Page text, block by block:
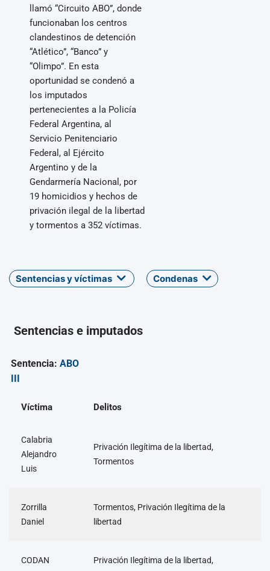
llamó “Circuito ABO”, donde
funcionaban los centros
clandestinos de detención
“Atlético”, “Banco” y
“Olimpo”. En esta
oportunidad se condenó a
los imputados
pertenecientes a la Policía
Federal Argentina, al
Servicio Penitenciario
Federal, al Ejército
Argentino y de la
Gendarmería Nacional, por
19 homicidios y hechos de
privación ilegal de la libertad
y tormentos a 352 víctimas.
Sentencias y víctimas Condenas
Sentencias e imputados
Sentencia: ABO
Víctima Delitos
Calabria
Alejandro
Luis
Privación Ilegítima de la libertad,
Tormentos
Zorrilla
Daniel
Tormentos, Privación Ilegítima de la
libertad
CODAN
Privación Ilegítima de la libertad,